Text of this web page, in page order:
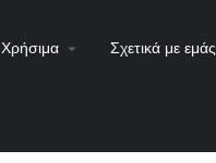
Χρήσιμα Σχετικά με εμάς